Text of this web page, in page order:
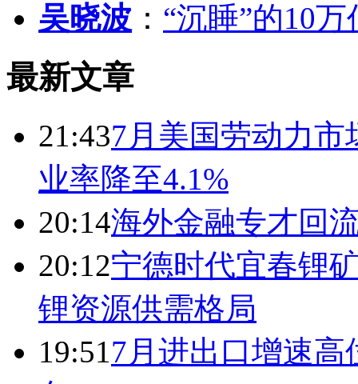
吴晓波 ： “沉睡”的10
最新文章
21:437月美国劳动力市
业率降至4.1%
20:14海外金融专才回
20:12宁德时代宜春锂
锂资源供需格局
19:517月进出口增速